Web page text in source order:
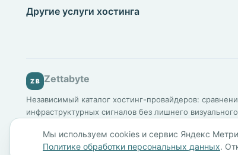
Другие услуги хостинга
ZB Zettabyte
Независимый каталог хостинг-провайдеров:
инфраструктурных сигналов без лишнего
По всем вопросам: mail@zettabyte.ru
Мы используем cookies и сервис Яндекс
Политике обработки персональных данных.